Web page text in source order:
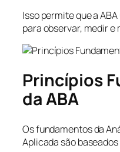
Isso permite que a
para observar, medir
Princípios
da ABA
Os fundamentos da
Aplicada são